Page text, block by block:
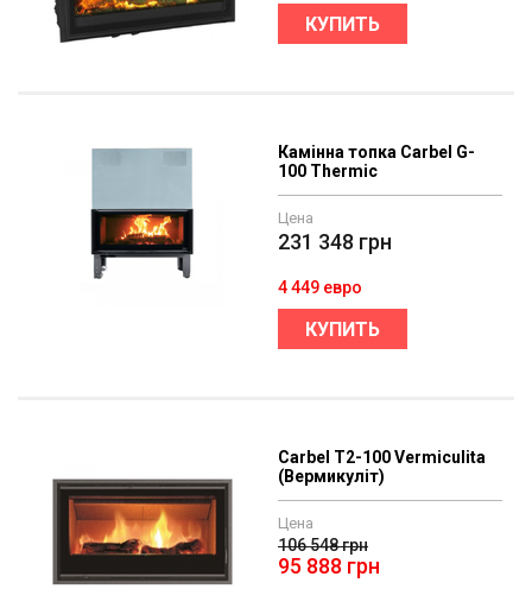
КУПИТЬ
Камінна топка Carbel G-
100 Thermic
Цена
231 348 грн
4 449 евро
КУПИТЬ
Carbel T2-100 Vermiculita
(Вермикуліт)
Цена
106 548грн
95 888 грн